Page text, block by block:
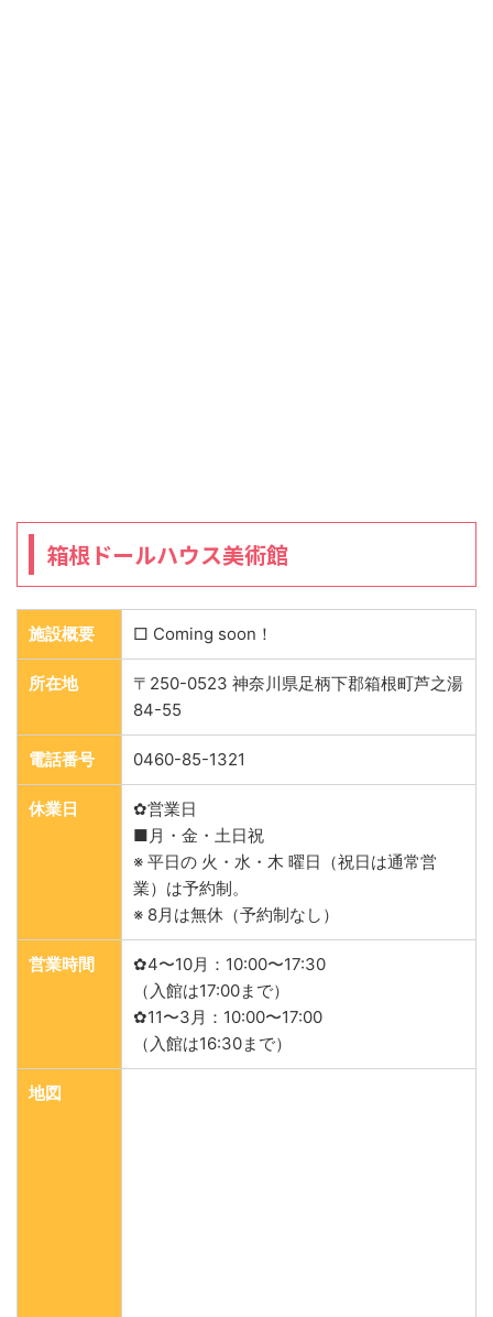
箱根ドールハウス美術館
施設概要 □ Coming soon！
所在地
〒250-0523 神奈川県足柄下郡箱根町芦之湯
84-55
電話番号 0460-85-1321
休業日
✿営業日
■月・金・土日祝
※ 平日の 火・水・木 曜日（祝日は通常営
業）は予約制。
※ 8月は無休（予約制なし）
営業時間
✿4〜10月：10:00〜17:30
（入館は17:00まで）
✿11〜3月：10:00〜17:00
（入館は16:30まで）
地図